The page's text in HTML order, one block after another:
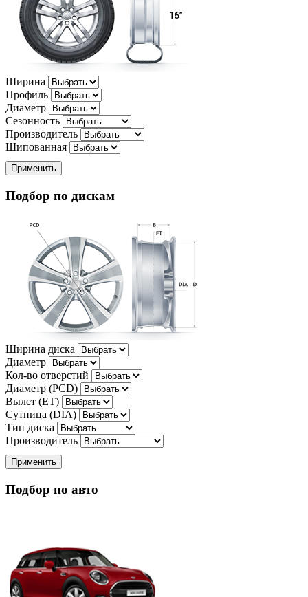
Ширина
Профиль
Диаметр
Сезонность
Производитель
Шипованная
Применить
Подбор по дискам
Ширина диска
Диаметр
Кол-во отверстий
Диаметр (PCD)
Вылет (ET)
Сутпица (DIA)
Тип диска
Производитель
Применить
Подбор по авто